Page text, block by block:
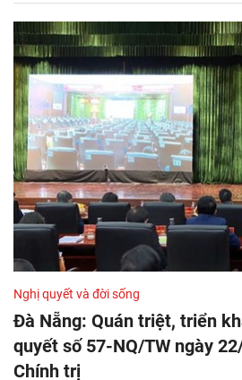
Nghị quyết và đời sống
Đà Nẵng: Quán triệt, triển
quyết số 57-NQ/TW ngày
Chính trị